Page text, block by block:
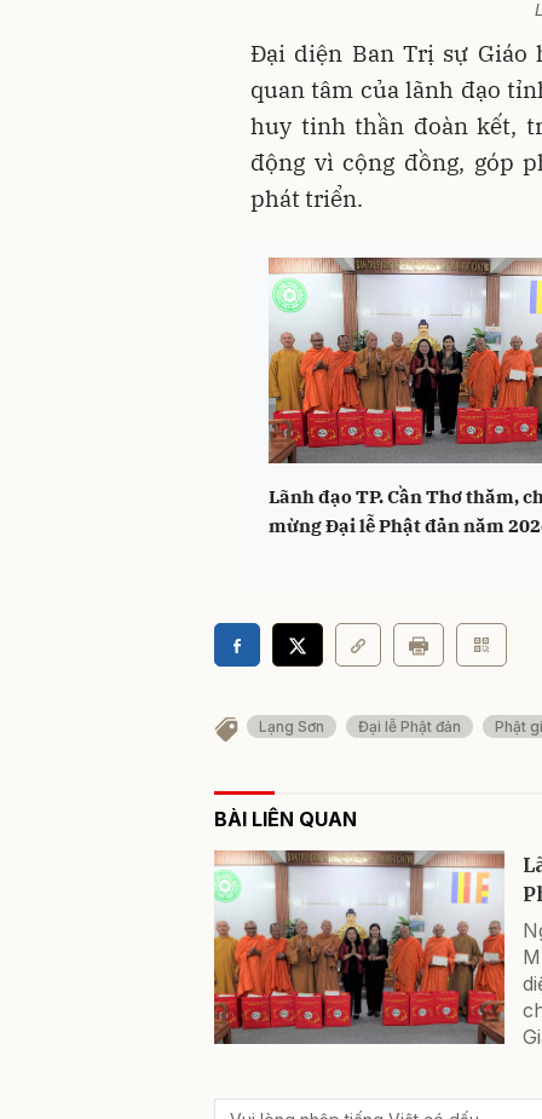
Đại diện Ban Trị sự Giáo
quan tâm của lãnh đạo
huy tinh thần đoàn kết,
động vì cộng đồng, góp
phát triển.
Lãnh đạo TP. Cần Thơ thăm,
mừng Đại lễ Phật đản năm
Lạng Sơn Đại lễ Phật đản Phật
BÀI LIÊN QUAN